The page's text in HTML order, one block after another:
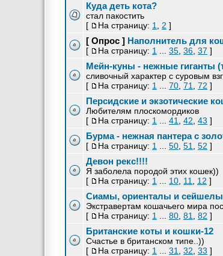
Куда деть кота?
стал пакостить
[
На страницу: 1 2 ]
[ Опрос ] Наполнитель для
[ На страницу: 1 35 36 37 ]
Мейн-куны - нежные гиганты
сливочный характер с суровым
[
На страницу: 1 70 71 72 ]
Персидские и экзотические
Любителям плоскомордиков
[
На страницу: 1 41 42 43 ]
Бурма - нежная пантера с
[ На страницу: 1 50 51 52 ]
Девон рекс!!!!
Я заболела породой этих кошек))
[
На страницу: 1 10 11 12 ]
Сиамы, ориенталы и сейшелы
Экстравертам кошачьего мира
[
На страницу: 1 80 81 82 ]
Британские коты и кошки-12
Счастье в британском типе..))
[
На страницу: 1 31 32 33 ]